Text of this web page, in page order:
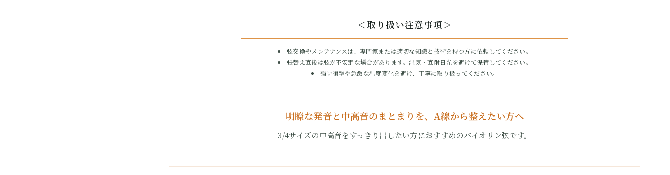
＜取り扱い注意事項＞
弦交換やメンテナンスは、専門家または適切な知識と技術を持つ方に依頼してください。
張替え直後は弦が不安定な場合があります。湿気・直射日光を避けて保管してください。
強い衝撃や急激な温度変化を避け、丁寧に取り扱ってください。
明瞭な発音と中高音のまとまりを、A線から整えたい方へ
3/4サイズの中高音をすっきり出したい方におすすめのバイオリン弦です。